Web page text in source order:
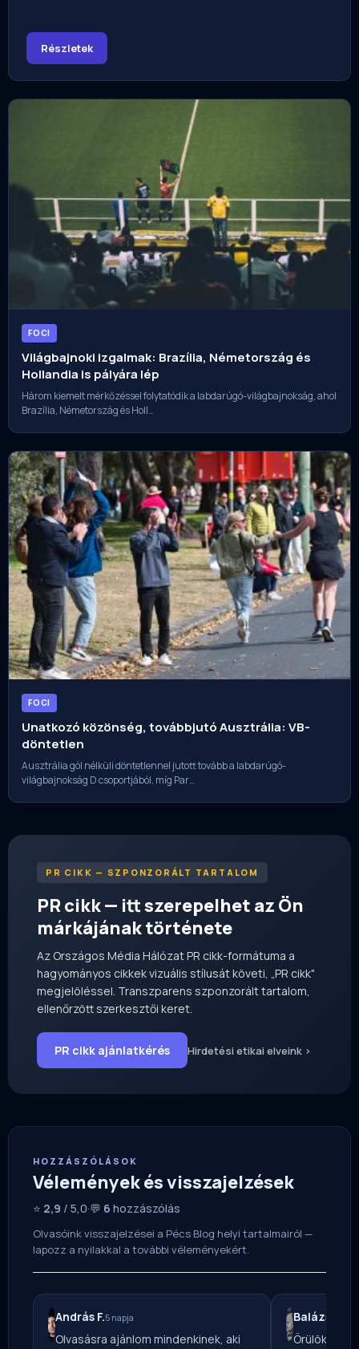
Részletek
FOCI
Világbajnoki izgalmak: Brazília, Németország és
Hollandia is pályára lép
Három kiemelt mérkőzéssel folytatódik a labdarúgó-világbajnokság, ahol
Brazília, Németország és Holl…
FOCI
Unatkozó közönség, továbbjutó Ausztrália: VB-
döntetlen
Ausztrália gól nélküli döntetlennel jutott tovább a labdarúgó-
világbajnokság D csoportjából, míg Par…
PR CIKK — SZPONZORÁLT TARTALOM
PR cikk — itt szerepelhet az Ön
márkájának története
Az Országos Média Hálózat PR cikk-formátuma a
hagyományos cikkek vizuális stílusát követi, „PR cikk"
megjelöléssel. Transzparens szponzorált tartalom,
ellenőrzött szerkesztői keret.
PR cikk ajánlatkérés Hirdetési etikai elveink ›
HOZZÁSZÓLÁSOK
Vélemények és visszajelzések
⭐ 2,9 / 5,0·💬 6 hozzászólás
Olvasóink visszajelzései a Pécs Blog helyi tartalmairól —
lapozz a nyilakkal a további véleményekért.
András F.5 napja
Olvasásra ajánlom mindenkinek, aki
Balázs O.
Örülök,